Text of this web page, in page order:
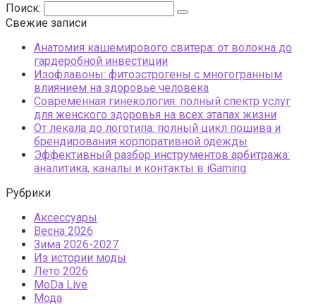
Поиск:
Свежие записи
Анатомия кашемирового свитера: от волокна до
гардеробной инвестиции
Изофлавоны: фитоэстрогены с многогранным
влиянием на здоровье человека
Современная гинекология: полный спектр услуг
для женского здоровья на всех этапах жизни
От лекала до логотипа: полный цикл пошива и
брендирования корпоративной одежды
Эффективный разбор инструментов арбитража:
аналитика, каналы и контакты в iGaming
Рубрики
Аксессуары
Весна 2026
Зима 2026-2027
Из истории моды
Лето 2026
МоDа Live
Мода